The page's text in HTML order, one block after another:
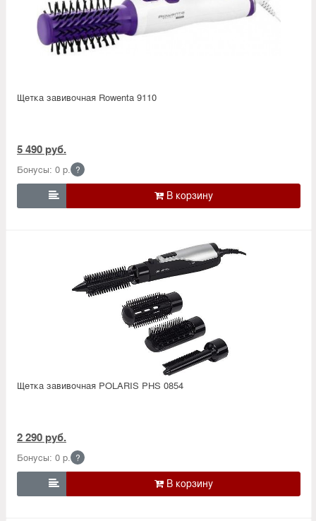
Щетка завивочная Rowenta 9110
5 490 руб.
Бонусы: 0 р. ?

Щетка завивочная POLARIS PHS 0854
2 290 руб.
Бонусы: 0 р. ?
